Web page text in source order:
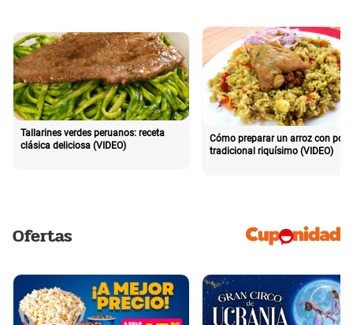
Tallarines verdes peruanos: receta
clásica deliciosa (VIDEO)
Cómo preparar un arroz con pollo
tradicional riquísimo (VIDEO)
Ofertas